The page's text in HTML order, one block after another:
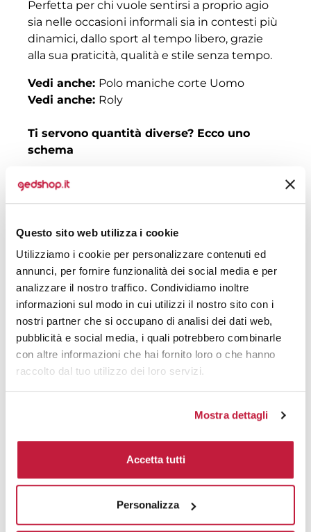
Questo sito web utilizza i cookie
Utilizziamo i cookie per personalizzare contenuti ed
annunci, per fornire funzionalità dei social media e per
analizzare il nostro traffico. Condividiamo inoltre
informazioni sul modo in cui utilizzi il nostro sito con i
nostri partner che si occupano di analisi dei dati web,
pubblicità e social media, i quali potrebbero combinarle
con altre informazioni che hai fornito loro o che hanno
raccolto dal tuo utilizzo dei loro servizi.
Mostra dettagli
Accetta tutti
Personalizza
Perfetta per chi vuole sentirsi a proprio agio
sia nelle occasioni informali sia in contesti più
dinamici, dallo sport al tempo libero, grazie
alla sua praticità, qualità e stile senza tempo.
Vedi anche: Polo maniche corte Uomo
Vedi anche: Roly
Ti servono quantità diverse? Ecco uno
schema
Quantità
stampa
stampa
30 € 10,28
50 € 8,48 € 9,75
100 € 6,32 € 8,04
200 € 7,10
500 € 5,22 € 5,39
1000 € 4,70
€ 4,38
5000 € 4,38 € 4,64